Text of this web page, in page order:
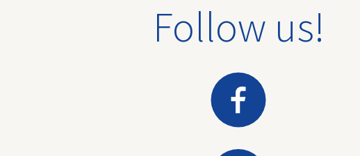
Follow us!